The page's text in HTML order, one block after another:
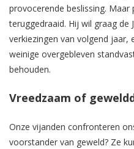
provocerende beslissing.
teruggedraaid. Hij wil graag de
verkiezingen van volgend jaar,
weinige overgebleven
behouden.
Vreedzaam of
Onze vijanden confronteren
voorstander van geweld? Ze